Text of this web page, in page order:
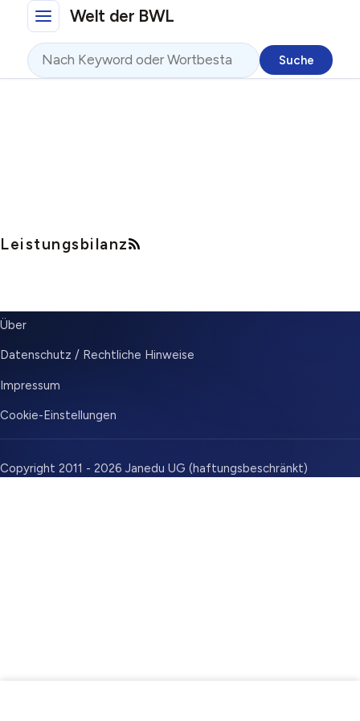
Direkt zum InhaltWelt der BWL
Suche
Leistungsbilanz
SUBMENU
Über
Datenschutz / Rechtliche Hinweise
Impressum
Cookie-Einstellungen
Copyright 2011 - 2026 Janedu UG (haftungsbeschränkt)